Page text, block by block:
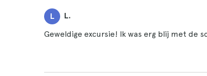
L L.
Geweldige excursie! Ik was erg blij met de